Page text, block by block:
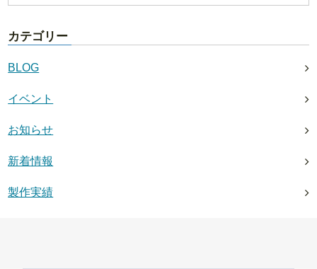
カテゴリー
BLOG
イベント
お知らせ
新着情報
製作実績